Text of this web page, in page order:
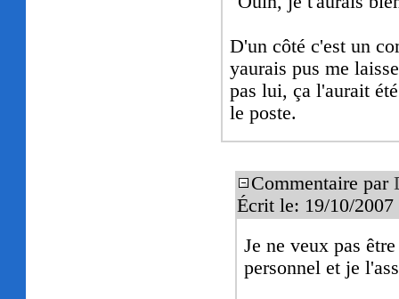
D'un côté c'est un
yaurais pus me
pas lui, ça l'aurait
le poste.
Commentaire par
Écrit le: 19/10/2007
Je ne veux pas
personnel et je